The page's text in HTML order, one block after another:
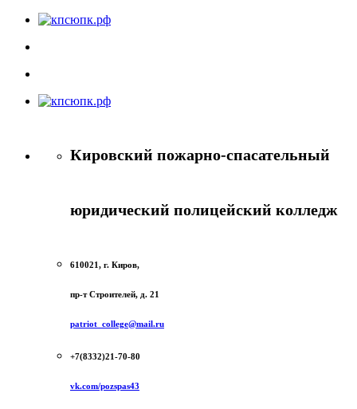
Кировский пожарно-спасательный
юридический полицейский колледж
610021, г. Киров,
пр-т Строителей, д. 21
patriot_college@mail.ru
+7(8332)21-70-80
vk.com/pozspas43